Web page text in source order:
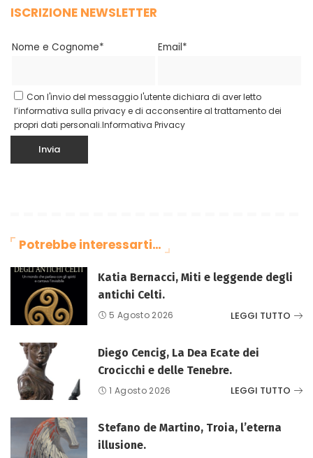
ISCRIZIONE NEWSLETTER
Nome e Cognome* Email*
Con l'invio del messaggio l'utente dichiara di aver letto
l’informativa sulla privacy e di acconsentire al trattamento dei
propri dati personali.Informativa Privacy
Potrebbe interessarti…
Katia Bernacci, Miti e leggende degli
antichi Celti.
5 Agosto 2026 LEGGI TUTTO
Diego Cencig, La Dea Ecate dei
Crocicchi e delle Tenebre.
1 Agosto 2026 LEGGI TUTTO
Stefano de Martino, Troia, l’eterna
illusione.